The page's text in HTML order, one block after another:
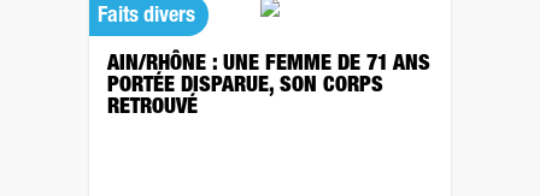
Faits divers
AIN/RHÔNE : UNE FEMME DE 71 ANS
PORTÉE DISPARUE, SON CORPS
RETROUVÉ